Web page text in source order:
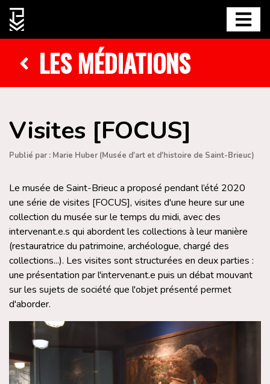
LES MÉDIATIONS
Visites [FOCUS]
Publié par : Marie Huber (Musée d'art et d'histoire de Saint-Brieuc)
Le musée de Saint-Brieuc a proposé pendant l’été 2020
une série de visites [FOCUS], visites d'une heure sur une
collection du musée sur le temps du midi, avec des
intervenant.e.s qui abordent les collections à leur manière
(restauratrice du patrimoine, archéologue, chargé des
collections...). Les visites sont structurées en deux parties :
une présentation par l'intervenant.e puis un débat mouvant
sur les sujets de société que l'objet présenté permet
d'aborder.